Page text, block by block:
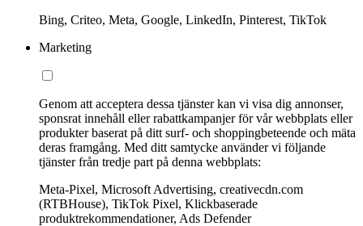
Bing, Criteo, Meta, Google, LinkedIn, Pinterest, TikTok
Marketing
Genom att acceptera dessa tjänster kan vi visa dig annonser,
sponsrat innehåll eller rabattkampanjer för vår webbplats eller
produkter baserat på ditt surf- och shoppingbeteende och mäta
deras framgång. Med ditt samtycke använder vi följande
tjänster från tredje part på denna webbplats:
Meta-Pixel, Microsoft Advertising, creativecdn.com
(RTBHouse), TikTok Pixel, Klickbaserade
produktrekommendationer, Ads Defender